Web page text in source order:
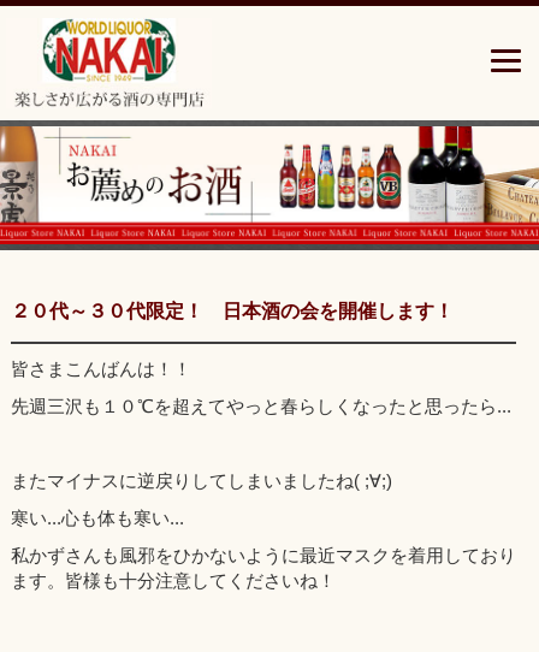
沢
市
の
楽
し
さ
が
る
専
居
（NAKAI)”
２０代～３０代限定！ 日本酒の会を開催します！
皆さまこんばんは！！
先週三沢も１０℃を超えてやっと春らしくなったと思ったら...
またマイナスに逆戻りしてしまいましたね( ;∀;)
寒い...心も体も寒い...
私かずさんも風邪をひかないように最近マスクを着用しており
ます。皆様も十分注意してくださいね！